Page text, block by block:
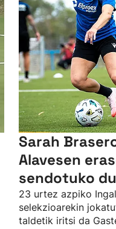
Sarah
Alavesen
sendotuko du
23 urtez azpiko
selekzioarekin
taldetik iritsi da